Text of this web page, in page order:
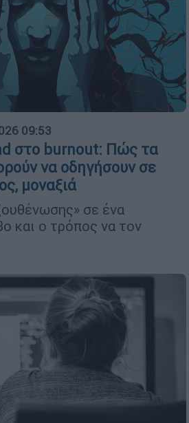
09:53
στο burnout: Πώς τα
να οδηγήσουν σε
μοναξιά
σε ένα
και ο τρόπος να τον